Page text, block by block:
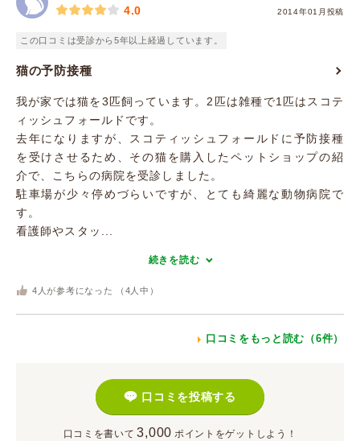
2014年01月投稿
4.0
この口コミは受診から5年以上経過しています。
猫の予防接種
我が家では猫を3匹飼っています。2匹は雑種で1匹はスコテ
ィッシュフォールドです。
去年になりますが、スコティッシュフォールドに予防接種
を受けさせるため、その猫を購入したペットショップの紹
介で、こちらの病院を受診しました。
駐車場が少々停めづらいですが、とても綺麗な動物病院で
す。
看護師やスタッ...
続きを読む
4 人が参考になった （ 4 人中）
口コミをもっと読む（6件）
口コミを投稿する
口コミを書いて 3,000 ポイント をゲットしよう！